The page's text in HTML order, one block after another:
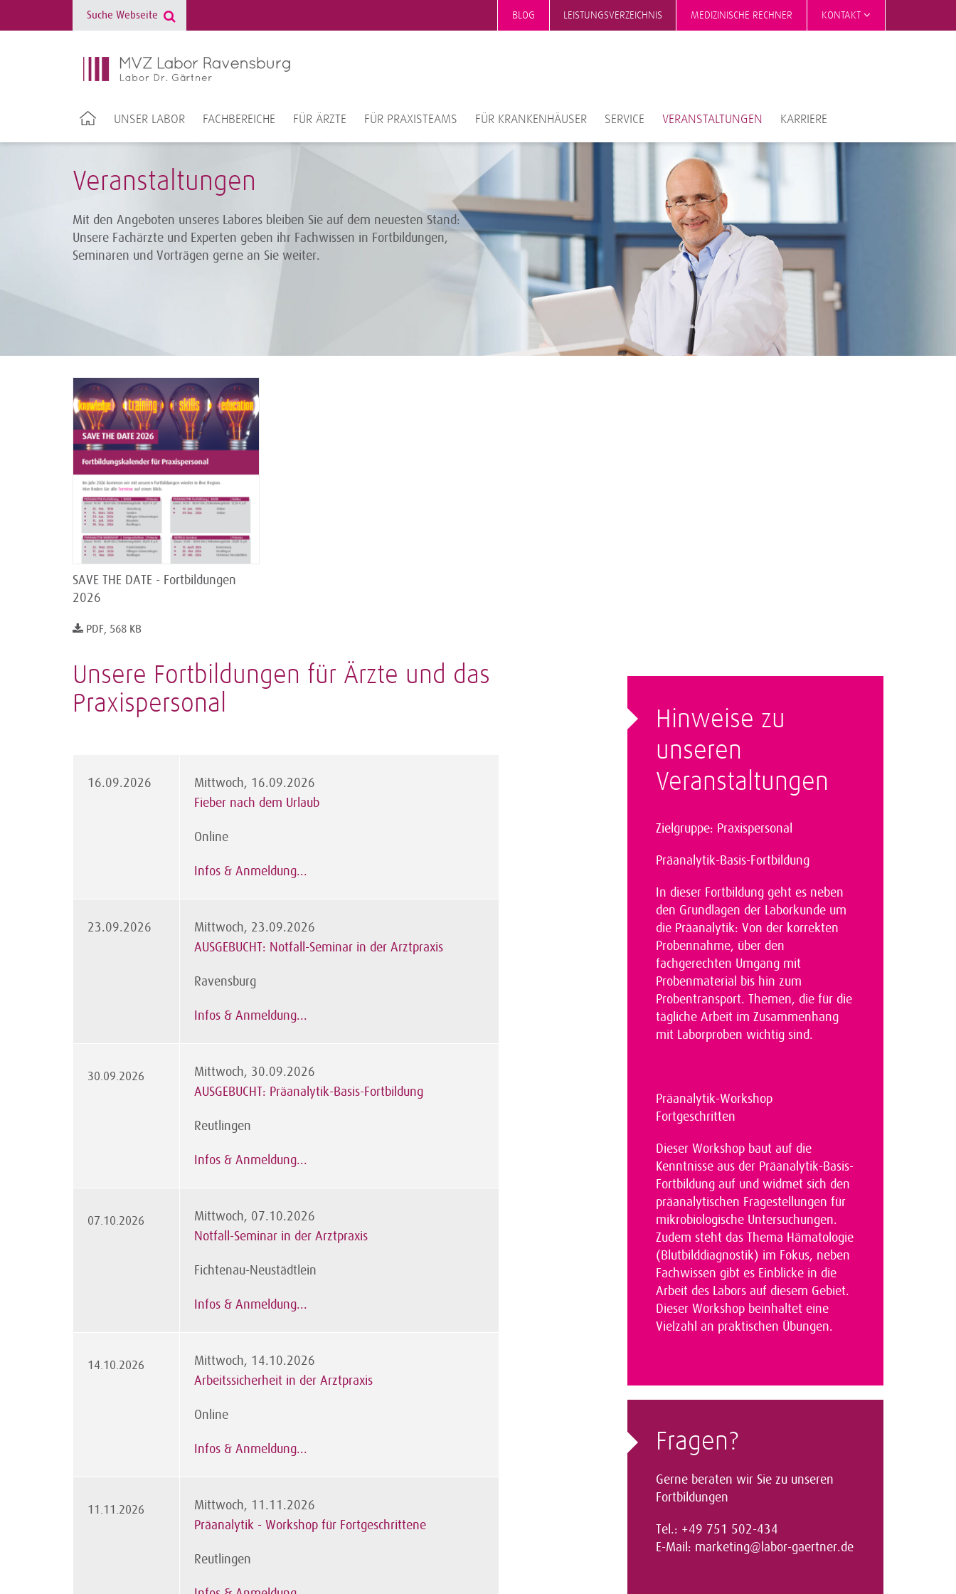
BLOG LEISTUNGSVERZEICHNIS MEDIZINISCHE RECHNER KONTAKT
UNSER LABOR FACHBEREICHE FÜR ÄRZTE FÜR PRAXISTEAMS FÜR KRANKENHÄUSER SERVICE VERANSTALTUNGEN KARRIERE
Veranstaltungen
Mit den Angeboten unseres Labores bleiben Sie auf dem neuesten Stand:
Unsere Fachärzte und Experten geben ihr Fachwissen in Fortbildungen,
Seminaren und Vorträgen gerne an Sie weiter.
SAVE THE DATE - Fortbildungen
2026
PDF, 568 KB
Unsere Fortbildungen für Ärzte und das
Praxispersonal
16.09.2026
Mittwoch, 16.09.2026
Fieber nach dem Urlaub
Online
Infos & Anmeldung...
23.09.2026
Mittwoch, 23.09.2026
AUSGEBUCHT: Notfall-Seminar in der Arztpraxis
Ravensburg
Infos & Anmeldung...
30.09.2026
Mittwoch, 30.09.2026
AUSGEBUCHT: Präanalytik-Basis-Fortbildung
Reutlingen
Infos & Anmeldung...
07.10.2026
Mittwoch, 07.10.2026
Notfall-Seminar in der Arztpraxis
Fichtenau-Neustädtlein
Infos & Anmeldung...
14.10.2026
Mittwoch, 14.10.2026
Arbeitssicherheit in der Arztpraxis
Online
Infos & Anmeldung...
11.11.2026
Mittwoch, 11.11.2026
Präanalytik - Workshop für Fortgeschrittene
Reutlingen
Hinweise zu
unseren
Veranstaltungen
Zielgruppe: Praxispersonal
Präanalytik-Basis-Fortbildung
In dieser Fortbildung geht es neben
den Grundlagen der Laborkunde um
die Präanalytik: Von der korrekten
Probennahme, über den
fachgerechten Umgang mit
Probenmaterial bis hin zum
Probentransport. Themen, die für die
tägliche Arbeit im Zusammenhang
mit Laborproben wichtig sind.
Präanalytik-Workshop
Fortgeschritten
Dieser Workshop baut auf die
Kenntnisse aus der Präanalytik-Basis-
Fortbildung auf und widmet sich den
präanalytischen Fragestellungen für
mikrobiologische Untersuchungen.
Zudem steht das Thema Hämatologie
(Blutbilddiagnostik) im Fokus, neben
Fachwissen gibt es Einblicke in die
Arbeit des Labors auf diesem Gebiet.
Dieser Workshop beinhaltet eine
Vielzahl an praktischen Übungen.
Fragen?
Gerne beraten wir Sie zu unseren
Fortbildungen
Tel.: +49 751 502-434
E-Mail: marketing@labor-gaertner.de